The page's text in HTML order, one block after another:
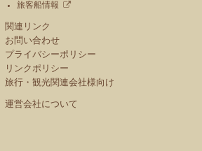
旅客船情報
関連リンク
お問い合わせ
プライバシーポリシー
リンクポリシー
旅行・観光関連会社様向け
運営会社について